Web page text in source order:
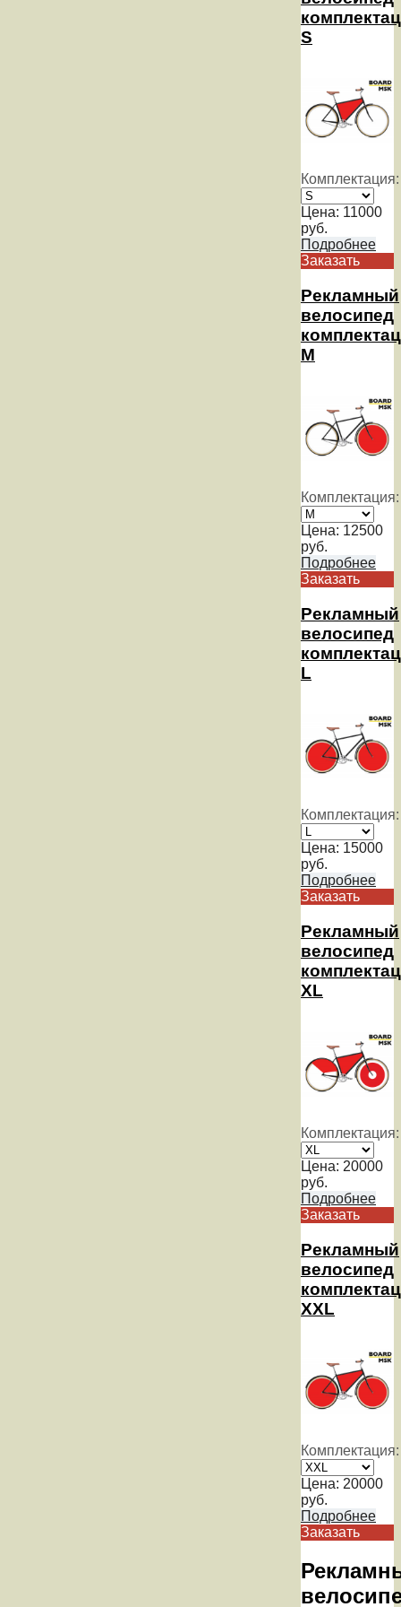
S
Комплектация:
Цена: 11000
руб.
Подробнее
Заказать
Рекламный
велосипед
M
Комплектация:
Цена: 12500
руб.
Подробнее
Заказать
Рекламный
велосипед
L
Комплектация:
Цена: 15000
руб.
Подробнее
Заказать
Рекламный
велосипед
XL
Комплектация:
Цена: 20000
руб.
Подробнее
Заказать
Рекламный
велосипед
XXL
Комплектация:
Цена: 20000
руб.
Подробнее
Заказать